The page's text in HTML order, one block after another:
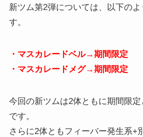
新ツム第2弾については、以下のよ
す。
・マスカレードベル→期間限定
・マスカレードメグ→期間限定
今回の新ツムは2体ともに期間限定
です。
さらに2体ともフィーバー発生系+